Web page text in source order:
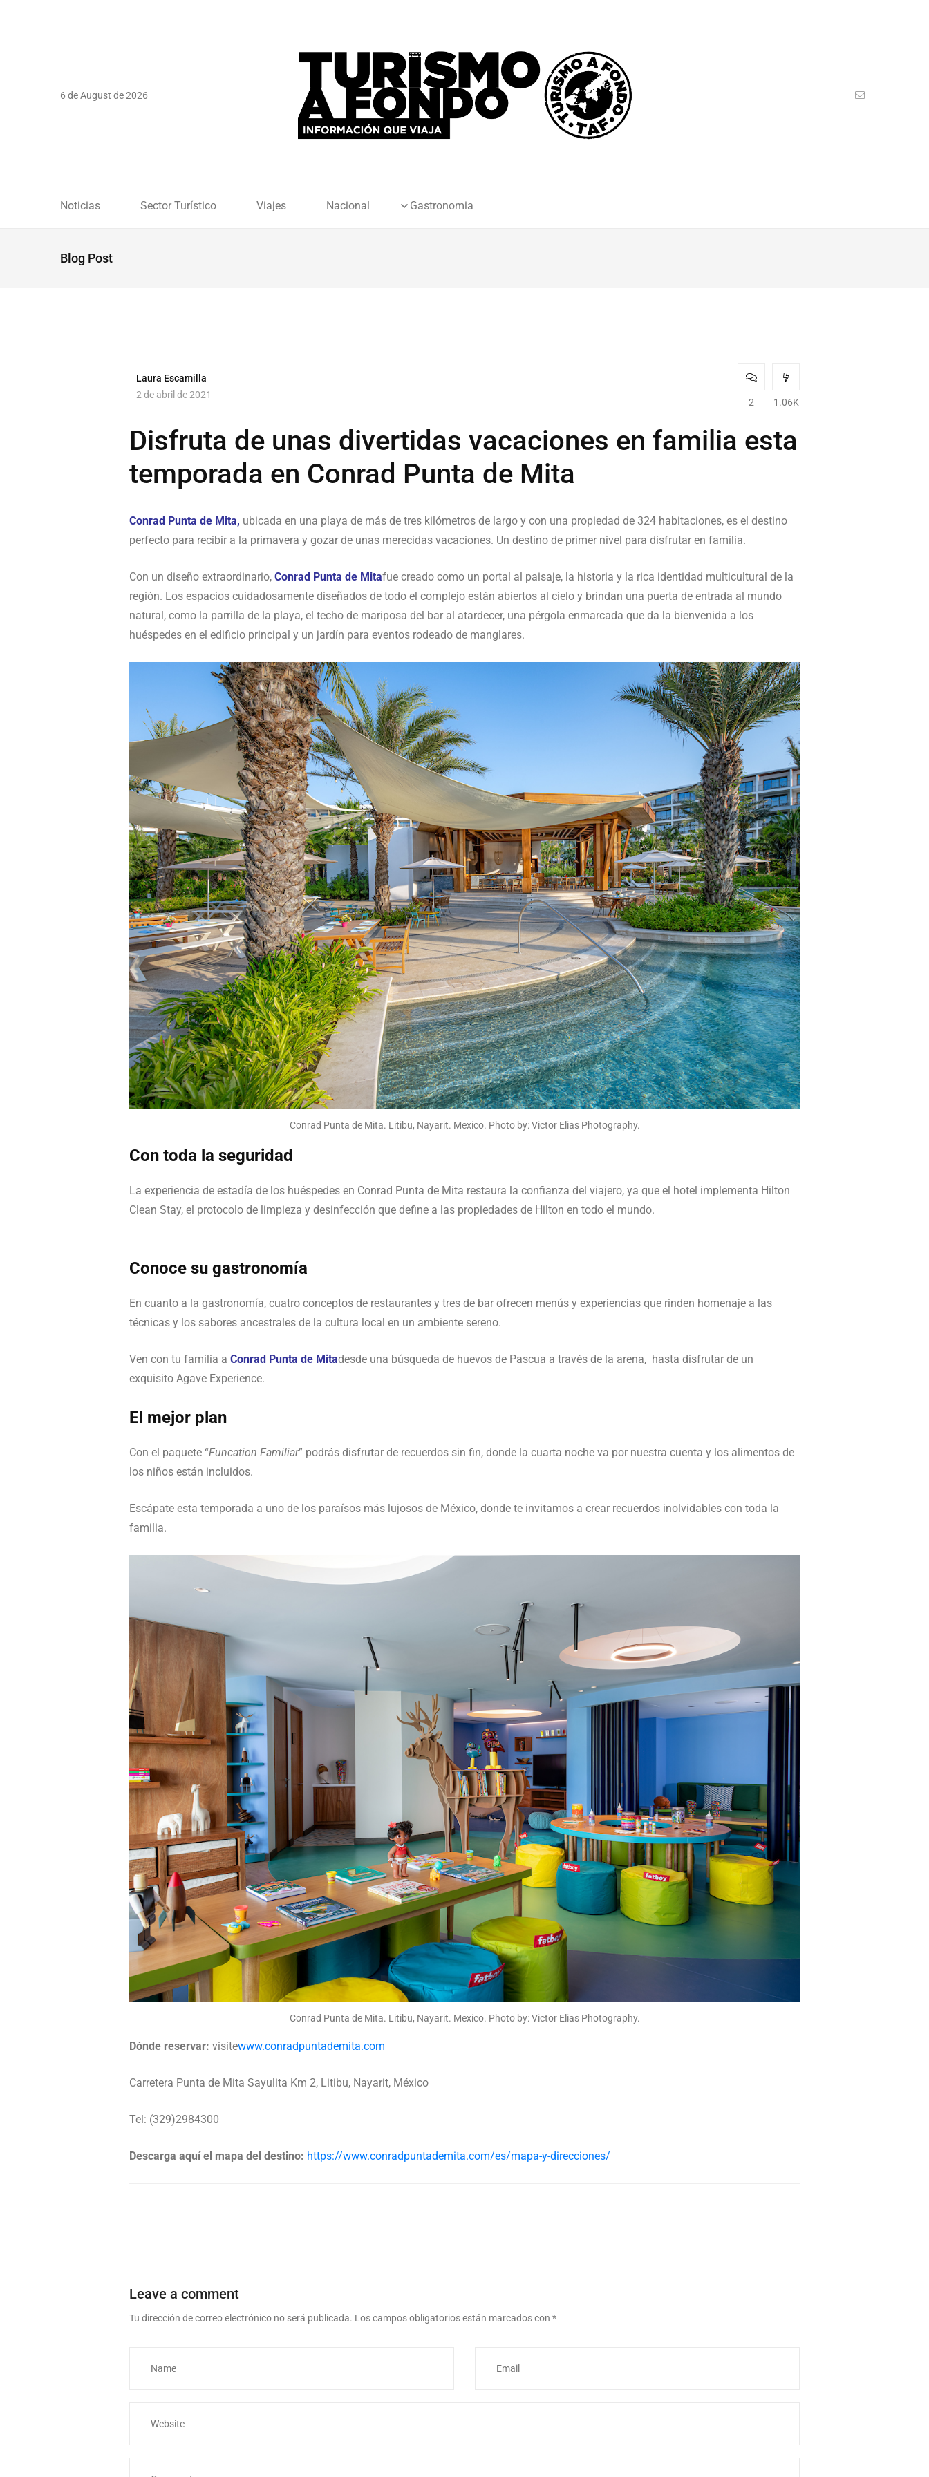
6 de August de 2026
Noticias Sector Turístico Viajes Nacional Gastronomia
Blog Post
Laura Escamilla
2 de abril de 2021
2 1.06K
Disfruta de unas divertidas vacaciones en familia esta
temporada en Conrad Punta de Mita
Conrad Punta de Mita, ubicada en una playa de más de tres kilómetros de largo y con una propiedad de 324 habitaciones, es el destino
perfecto para recibir a la primavera y gozar de unas merecidas vacaciones. Un destino de primer nivel para disfrutar en familia.
Con un diseño extraordinario, Conrad Punta de Mitafue creado como un portal al paisaje, la historia y la rica identidad multicultural de la
región. Los espacios cuidadosamente diseñados de todo el complejo están abiertos al cielo y brindan una puerta de entrada al mundo
natural, como la parrilla de la playa, el techo de mariposa del bar al atardecer, una pérgola enmarcada que da la bienvenida a los
huéspedes en el edificio principal y un jardín para eventos rodeado de manglares.
Conrad Punta de Mita. Litibu, Nayarit. Mexico. Photo by: Victor Elias Photography.
Con toda la seguridad
La experiencia de estadía de los huéspedes en Conrad Punta de Mita restaura la confianza del viajero, ya que el hotel implementa Hilton
Clean Stay, el protocolo de limpieza y desinfección que define a las propiedades de Hilton en todo el mundo.
Conoce su gastronomía
En cuanto a la gastronomía, cuatro conceptos de restaurantes y tres de bar ofrecen menús y experiencias que rinden homenaje a las
técnicas y los sabores ancestrales de la cultura local en un ambiente sereno.
Ven con tu familia a Conrad Punta de Mitadesde una búsqueda de huevos de Pascua a través de la arena, hasta disfrutar de un
exquisito Agave Experience.
El mejor plan
Con el paquete “Funcation Familiar” podrás disfrutar de recuerdos sin fin, donde la cuarta noche va por nuestra cuenta y los alimentos de
los niños están incluidos.
Escápate esta temporada a uno de los paraísos más lujosos de México, donde te invitamos a crear recuerdos inolvidables con toda la
familia.
Conrad Punta de Mita. Litibu, Nayarit. Mexico. Photo by: Victor Elias Photography.
Dónde reservar: visitewww.conradpuntademita.com
Carretera Punta de Mita Sayulita Km 2, Litibu, Nayarit, México
Tel: (329)2984300
Descarga aquí el mapa del destino: https://www.conradpuntademita.com/es/mapa-y-direcciones/
Leave a comment
Tu dirección de correo electrónico no será publicada. Los campos obligatorios están marcados con *